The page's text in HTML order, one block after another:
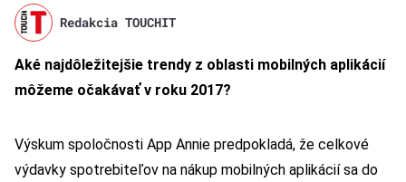
Redakcia TOUCHIT
Aké najdôležitejšie trendy z oblasti mobilných aplikácií
môžeme očakávať v roku 2017?
Výskum spoločnosti App Annie predpokladá, že celkové
výdavky spotrebiteľov na nákup mobilných aplikácií sa do